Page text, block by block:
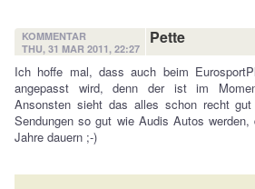
KOMMENTAR
THU, 31 MAR 2011, 22:27
Pette
Ich hoffe mal, dass auch beim
angepasst wird, denn der ist im
Ansonsten sieht das alles schon recht
Sendungen so gut wie Audis Autos
Jahre dauern ;-)